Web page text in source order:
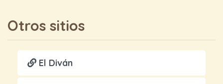
Otros sitios
El Diván